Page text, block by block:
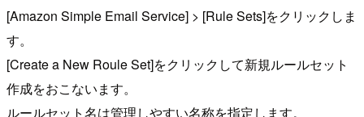
[Amazon Simple Email Service] > [Rule Sets]をクリックしま
す。
[Create a New Roule Set]をクリックして新規ルールセット
作成をおこないます。
ルールセット名は管理しやすい名称を指定します。